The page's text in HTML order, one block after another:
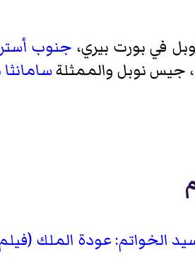
في بورت بيري، جنوب
جيس نوبل والممثلة
الخواتم: عودة الملك